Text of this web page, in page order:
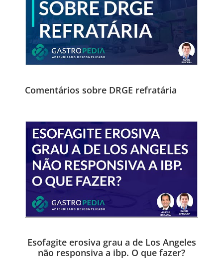
Comentários sobre DRGE refratária
Esofagite erosiva grau a de Los Angeles
não responsiva a ibp. O que fazer?